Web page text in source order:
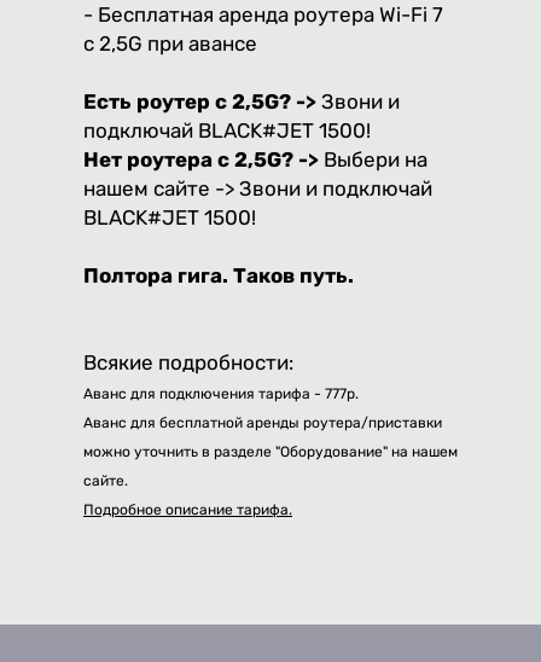
- Бесплатная аренда роутера Wi-Fi 7
с 2,5G при авансе
Есть роутер с 2,5G? -> Звони и
подключай BLACK#JET 1500!
Нет роутера с 2,5G? -> Выбери на
нашем сайте -> Звони и подключай
BLACK#JET 1500!
Полтора гига. Таков путь.
Всякие подробности:
Аванс для подключения тарифа - 777р.
Аванс для бесплатной аренды роутера/приставки
можно уточнить в разделе "Оборудование" на нашем
сайте.
Подробное описание тарифа.